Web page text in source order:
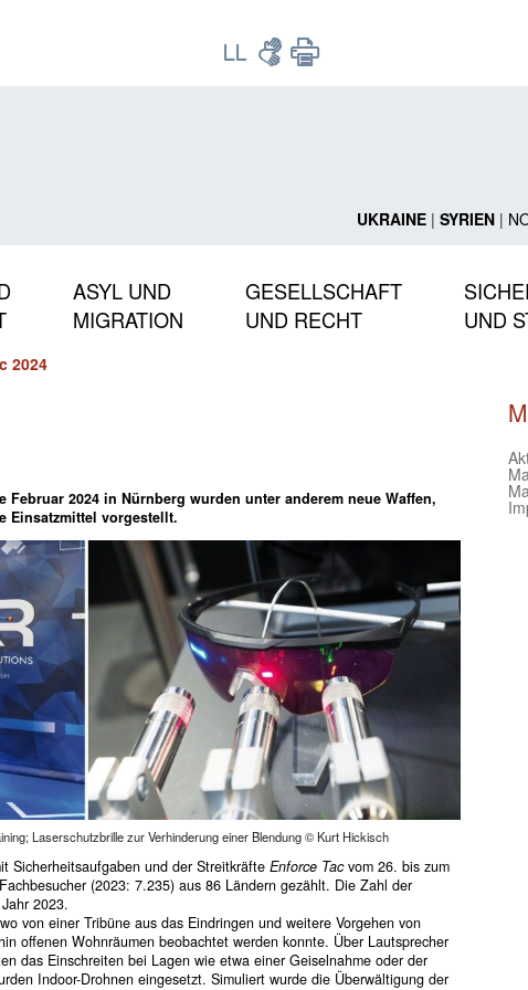
UKRAINE| SYRIEN|
ASYL UND
MIGRATION
GESELLSCHAFT
UND RECHT
UND
2024
Februar 2024 in Nürnberg wurden unter anderem neue Waffen,
Einsatzmittel vorgestellt.
Laserschutzbrille zur Verhinderung einer Blendung © Kurt Hickisch
Sicherheitsaufgaben und der Streitkräfte Enforce Tacvom 26. bis zum
(2023: 7.235) aus 86 Ländern gezählt. Die Zahl der
2023.
von einer Tribüne aus das Eindringen und weitere Vorgehen von
offenen Wohnräumen beobachtet werden konnte. Über Lautsprecher
das Einschreiten bei Lagen wie etwa einer Geiselnahme oder der
Indoor-Drohnen eingesetzt. Simuliert wurde die Überwältigung der